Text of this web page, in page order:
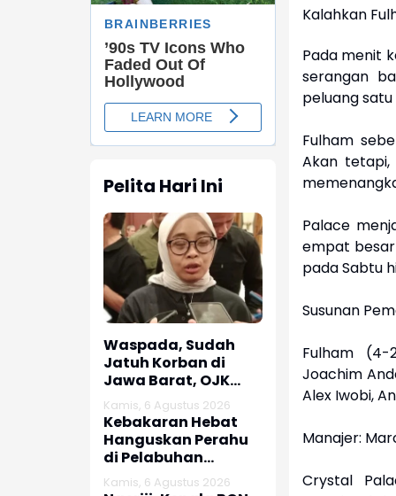
Pelita Hari Ini
Waspada, Sudah
Jatuh Korban di
Jawa Barat, OJK
dan Polisi Ungkap
Dugaan Penipuan
Modus Titip Limit
Paylater
Kamis, 6 Agustus 2026
Kebakaran Hebat
Hanguskan Perahu
di Pelabuhan
Karangsong
Kamis, 6 Agustus 2026
Kalahkan
Pada menit
serangan
peluang
Fulham
Akan tetapi,
Palace
empat
pada Sabtu
Susunan
Fulham (4-
Joachim
Alex Iwobi,
Manajer:
Crystal